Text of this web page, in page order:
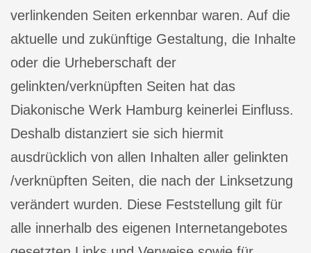
verlinkenden Seiten erkennbar waren. Auf die
aktuelle und zukünftige Gestaltung, die Inhalte
oder die Urheberschaft der
gelinkten/verknüpften Seiten hat das
Diakonische Werk Hamburg keinerlei Einfluss.
Deshalb distanziert sie sich hiermit
ausdrücklich von allen Inhalten aller gelinkten
/verknüpften Seiten, die nach der Linksetzung
verändert wurden. Diese Feststellung gilt für
alle innerhalb des eigenen Internetangebotes